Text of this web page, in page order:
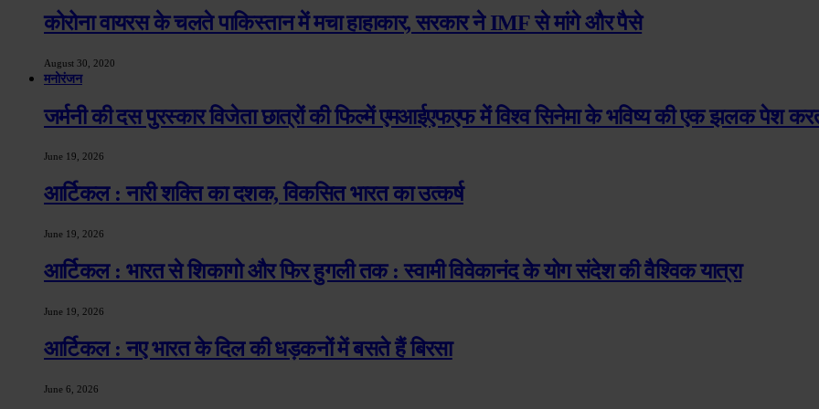
कोरोना वायरस के चलते पाकिस्तान में मचा हाहाकार, सरकार ने IMF से मांगे और पैसे
August 30, 2020
मनोरंजन
जर्मनी की दस पुरस्कार विजेता छात्रों की फिल्में एमआईएफएफ में विश्व सिनेमा के भविष्य की एक झलक पेश
June 19, 2026
आर्टिकल : नारी शक्ति का दशक, विकसित भारत का उत्कर्ष
June 19, 2026
आर्टिकल : भारत से शिकागो और फिर हुगली तक : स्वामी विवेकानंद के योग संदेश की वैश्विक यात्रा
June 19, 2026
आर्टिकल : नए भारत के दिल की धड़कनों में बसते हैं बिरसा
June 6, 2026